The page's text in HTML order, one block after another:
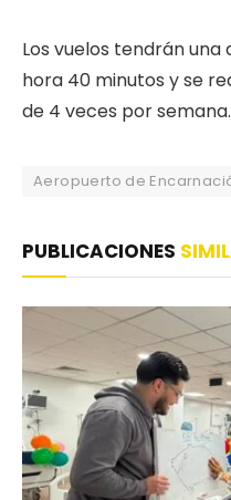
Los vuelos tendrán una
hora 40 minutos y se
de 4 veces por semana.
Aeropuerto de
PUBLICACIONES